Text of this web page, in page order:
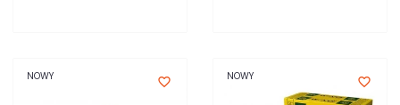
NOWY favorite_border NOWY favorite_border